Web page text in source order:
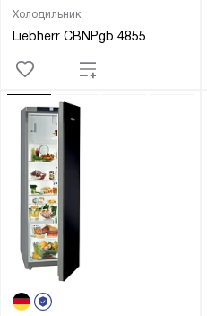
Холодильник
Liebherr CBNPgb 4855